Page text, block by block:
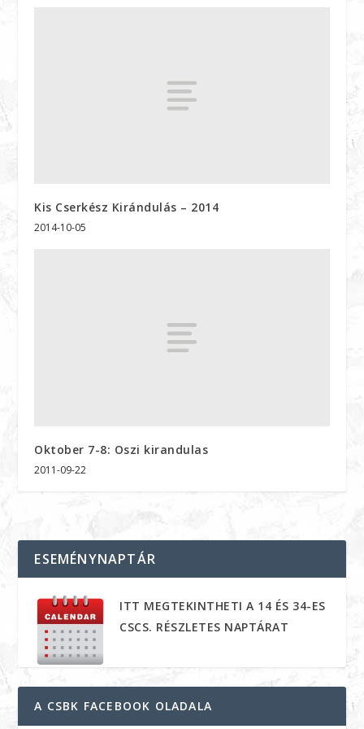
Kis Cserkész Kirándulás – 2014
2014-10-05
Oktober 7-8: Oszi kirandulas
2011-09-22
ESEMÉNYNAPTÁR
ITT MEGTEKINTHETI A 14 ÉS 34-ES
CSCS. RÉSZLETES NAPTÁRAT
A CSBK FACEBOOK OLADALA